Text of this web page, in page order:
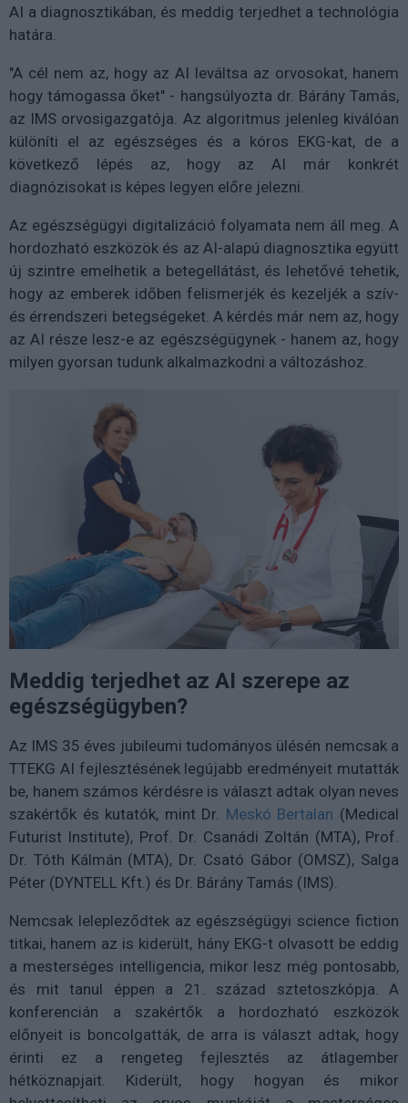
AI a diagnosztikában, és meddig terjedhet a technológia
határa.
"A cél nem az, hogy az AI leváltsa az orvosokat, hanem
hogy támogassa őket" - hangsúlyozta dr. Bárány Tamás,
az IMS orvosigazgatója. Az algoritmus jelenleg kiválóan
különíti el az egészséges és a kóros EKG-kat, de a
következő lépés az, hogy az AI már konkrét
diagnózisokat is képes legyen előre jelezni.
Az egészségügyi digitalizáció folyamata nem áll meg. A
hordozható eszközök és az AI-alapú diagnosztika együtt
új szintre emelhetik a betegellátást, és lehetővé tehetik,
hogy az emberek időben felismerjék és kezeljék a szív-
és érrendszeri betegségeket. A kérdés már nem az, hogy
az AI része lesz-e az egészségügynek - hanem az, hogy
milyen gyorsan tudunk alkalmazkodni a változáshoz.
Meddig terjedhet az AI szerepe az
egészségügyben?
Az IMS 35 éves jubileumi tudományos ülésén nemcsak a
TTEKG AI fejlesztésének legújabb eredményeit mutatták
be, hanem számos kérdésre is választ adtak olyan neves
szakértők és kutatók, mint Dr. Meskó Bertalan (Medical
Futurist Institute), Prof. Dr. Csanádi Zoltán (MTA), Prof.
Dr. Tóth Kálmán (MTA), Dr. Csató Gábor (OMSZ), Salga
Péter (DYNTELL Kft.) és Dr. Bárány Tamás (IMS).
Nemcsak lelepleződtek az egészségügyi science fiction
titkai, hanem az is kiderült, hány EKG-t olvasott be eddig
a mesterséges intelligencia, mikor lesz még pontosabb,
és mit tanul éppen a 21. század sztetoszkópja. A
konferencián a szakértők a hordozható eszközök
előnyeit is boncolgatták, de arra is választ adtak, hogy
érinti ez a rengeteg fejlesztés az átlagember
hétköznapjait. Kiderült, hogy hogyan és mikor